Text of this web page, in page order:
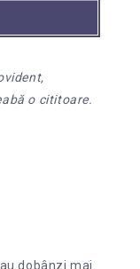
o cititoare.
au dobânzi mai